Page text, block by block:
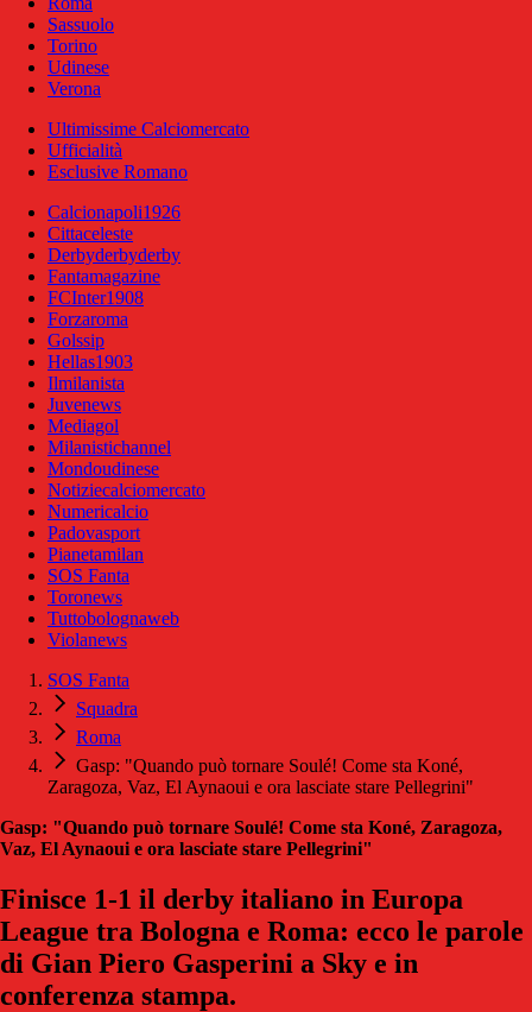
Sassuolo
Torino
Udinese
Verona
Ultimissime Calciomercato
Ufficialità
Esclusive Romano
Calcionapoli1926
Cittaceleste
Derbyderbyderby
Fantamagazine
FCInter1908
Forzaroma
Golssip
Hellas1903
Ilmilanista
Juvenews
Mediagol
Milanistichannel
Mondoudinese
Notiziecalciomercato
Numericalcio
Padovasport
Pianetamilan
SOS Fanta
Toronews
Tuttobolognaweb
Violanews
SOS Fanta
Squadra
Roma
Gasp: "Quando può tornare Soulé! Come sta Koné,
Zaragoza, Vaz, El Aynaoui e ora lasciate stare Pellegrini"
Gasp: "Quando può tornare Soulé! Come sta Koné, Zaragoza,
Vaz, El Aynaoui e ora lasciate stare Pellegrini"
Finisce 1-1 il derby italiano in Europa
League tra Bologna e Roma: ecco le parole
di Gian Piero Gasperini a Sky e in
conferenza stampa.